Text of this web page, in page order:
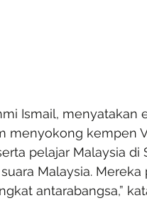
Ismail,
menyokong kempen
pelajar Malaysia
Malaysia.
antarabangsa,”